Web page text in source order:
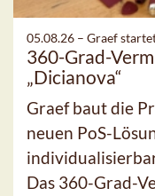
05.08.26 – Graef
360-Grad-
„Dicianova“
Graef baut die
neuen PoS-
Das 360-Grad-